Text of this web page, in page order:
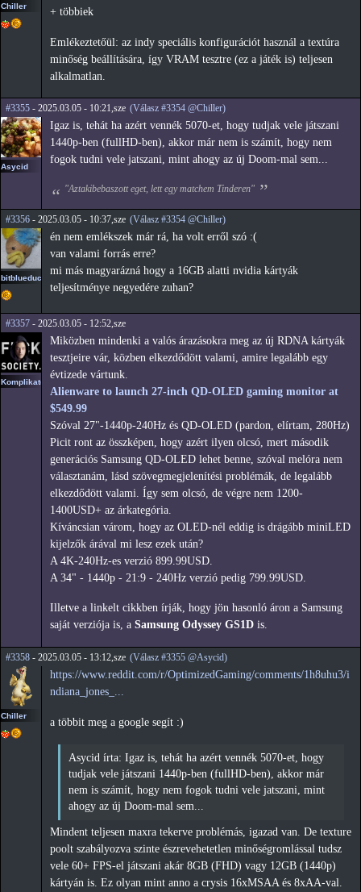
Chiller + többiek
Emlékeztetőül: az indy speciális konfigurációt használ a textúra
minőség beállítására, így VRAM tesztre (ez a játék is) teljesen
alkalmatlan.
#3355 - 2025.03.05 - 10:21,sze (Válasz #3354 @Chiller)
Asycid
Igaz is, tehát ha azért vennék 5070-et, hogy tudjak vele játszani
1440p-ben (fullHD-ben), akkor már nem is számít, hogy nem
fogok tudni vele jatszani, mint ahogy az új Doom-mal sem...
"Aztakibebaszott eget, lett egy matchem Tinderen"
#3356 - 2025.03.05 - 10:37,sze (Válasz #3354 @Chiller)
bitblueduck
én nem emlékszek már rá, ha volt erről szó :(
van valami forrás erre?
mi más magyarázná hogy a 16GB alatti nvidia kártyák
teljesítménye negyedére zuhan?
#3357 - 2025.03.05 - 12:52,sze
Komplikato
Miközben mindenki a valós árazásokra meg az új RDNA kártyák
tesztjeire vár, közben elkezdődött valami, amire legalább egy
évtizede vártunk.
Alienware to launch 27-inch QD-OLED gaming monitor at
$549.99
Szóval 27"-1440p-240Hz és QD-OLED (pardon, elírtam, 280Hz)
Picit ront az összképen, hogy azért ilyen olcsó, mert második
generációs Samsung QD-OLED lehet benne, szóval melóra nem
választanám, lásd szövegmegjelenítési problémák, de legalább
elkezdődött valami. Így sem olcsó, de végre nem 1200-
1400USD+ az árkategória.
Kíváncsian várom, hogy az OLED-nél eddig is drágább miniLED
kijelzők árával mi lesz ezek után?
A 4K-240Hz-es verzió 899.99USD.
A 34" - 1440p - 21:9 - 240Hz verzió pedig 799.99USD.
Illetve a linkelt cikkben írják, hogy jön hasonló áron a Samsung
saját verziója is, a Samsung Odyssey GS1D is.
#3358 - 2025.03.05 - 13:12,sze (Válasz #3355 @Asycid)
Chiller
https://www.reddit.com/r/OptimizedGaming/comments/1h8uhu3/i
ndiana_jones_...
a többit meg a google segít :)
Asycid írta: Igaz is, tehát ha azért vennék 5070-et, hogy
tudjak vele játszani 1440p-ben (fullHD-ben), akkor már
nem is számít, hogy nem fogok tudni vele jatszani, mint
ahogy az új Doom-mal sem...
Mindent teljesen maxra tekerve problémás, igazad van. De texture
poolt szabályozva szinte észrevehetetlen minőségromlással tudsz
vele 60+ FPS-el játszani akár 8GB (FHD) vagy 12GB (1440p)
kártyán is. Ez olyan mint anno a crysis 16xMSAA és 8xAA-val.